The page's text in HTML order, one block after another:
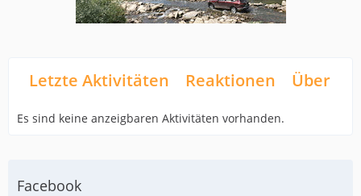
Letzte Aktivitäten Reaktionen Über
Es sind keine anzeigbaren Aktivitäten vorhanden.
Facebook